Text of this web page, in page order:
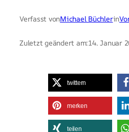
Verfasst vonMichael Büchlerin
Zuletzt geändert am:14. Januar
twittern
merken
teilen